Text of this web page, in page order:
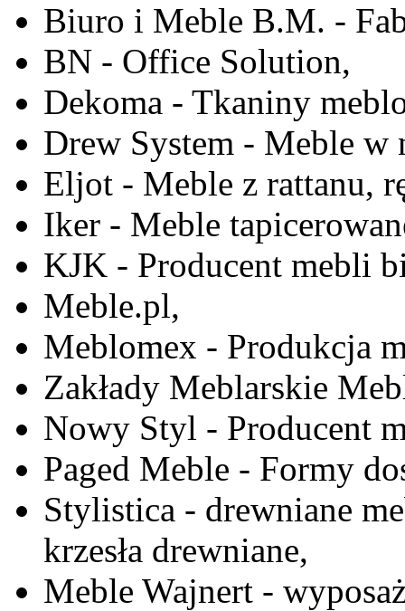
Biuro i Meble B.M. -
BN - Office Solution,
Dekoma - Tkaniny
Drew System - Meble w
Eljot - Meble z rattanu,
Iker - Meble
KJK - Producent mebli
Meble.pl,
Meblomex - Produkcja
Zakłady Meblarskie
Nowy Styl - Producent
Paged Meble - Formy
Stylistica - drewniane
krzesła drewniane,
Meble Wajnert -